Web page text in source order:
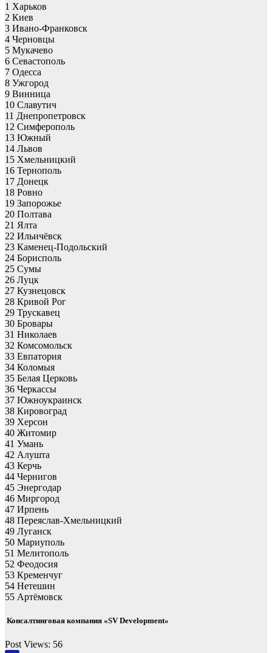
1 Харьков
2 Киев
3 Ивано-Франковск
4 Черновцы
5 Мукачево
6 Севастополь
7 Одесса
8 Ужгород
9 Винница
10 Славутич
11 Днепропетровск
12 Симферополь
13 Южный
14 Львов
15 Хмельницкий
16 Тернополь
17 Донецк
18 Ровно
19 Запорожье
20 Полтава
21 Ялта
22 Ильичёвск
23 Каменец-Подольский
24 Борисполь
25 Сумы
26 Луцк
27 Кузнецовск
28 Кривой Рог
29 Трускавец
30 Бровары
31 Николаев
32 Комсомольск
33 Евпатория
34 Коломыя
35 Белая Церковь
36 Черкассы
37 Южноукраинск
38 Кировоград
39 Херсон
40 Житомир
41 Умань
42 Алушта
43 Керчь
44 Чернигов
45 Энергодар
46 Миргород
47 Ирпень
48 Переяслав-Хмельницкий
49 Луганск
50 Мариуполь
51 Мелитополь
52 Феодосия
53 Кременчуг
54 Нетешин
55 Артёмовск
Консалтинговая компания «SV Development»
Post Views: 56